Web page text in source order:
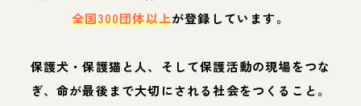
全国300団体以上が登録しています。
保護犬・保護猫と人、そして保護活動の現場をつな
ぎ、命が最後まで大切にされる社会をつくること。